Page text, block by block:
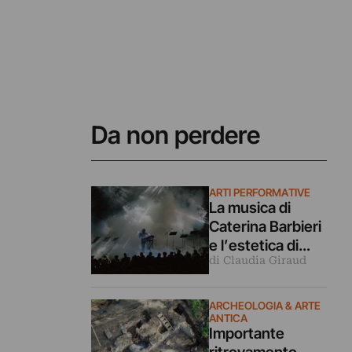
Da non perdere
ARTI PERFORMATIVE
La musica di
Caterina Barbieri
e l’estetica di
Christian Marclay
Romaeuropa
Festival 2026
di Claudia Giraud
ARCHEOLOGIA & ARTE
ANTICA
Importante